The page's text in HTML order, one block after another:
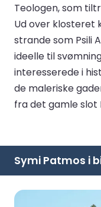
Teologen, som
Ud over klosteret
strande som Psili
ideelle til
interesserede i
de maleriske
fra det gamle slot
Symi Patmos i